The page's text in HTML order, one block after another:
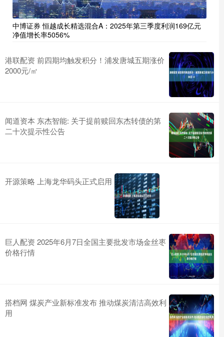
中博证券 恒越成长精选混合A：2025年第三季度利润169亿元
净值增长率5056%
港联配资 前四期均触发积分！浦发唐城五期涨价
2000元/㎡
闻道资本 东杰智能: 关于提前赎回东杰转债的第
二十次提示性公告
开源策略 上海龙华码头正式启用
巨人配资 2025年6月7日全国主要批发市场金丝枣
价格行情
搭档网 煤炭产业新标准发布 推动煤炭清洁高效利
用